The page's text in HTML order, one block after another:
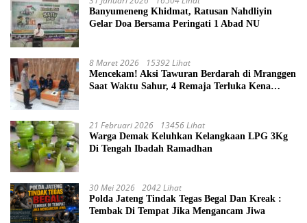
Banyumeneng Khidmat, Ratusan Nahdliyin
Gelar Doa Bersama Peringati 1 Abad NU
8 Maret 2026 15392 Lihat
Mencekam! Aksi Tawuran Berdarah di Mranggen
Saat Waktu Sahur, 4 Remaja Terluka Kena
21 Februari 2026 13456 Lihat
Warga Demak Keluhkan Kelangkaan LPG 3Kg
Di Tengah Ibadah Ramadhan
30 Mei 2026 2042 Lihat
Polda Jateng Tindak Tegas Begal Dan Kreak :
Tembak Di Tempat Jika Mengancam Jiwa